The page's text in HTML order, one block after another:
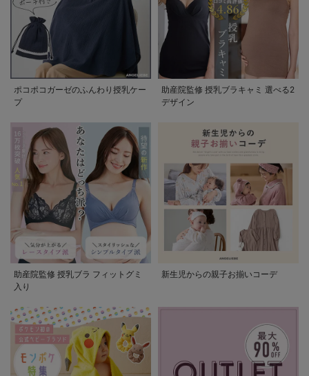
ポコポコガーゼのふんわり授乳ケー
プ
助産院監修 授乳ブラキャミ 選べる2
デザイン
助産院監修 授乳ブラ フィットグミ
入り
新生児からの親子お揃いコーデ